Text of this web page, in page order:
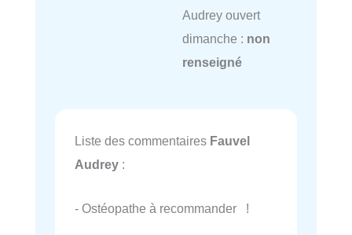
Audrey ouvert
dimanche : non
renseigné
Liste des commentaires Fauvel
Audrey :
- Ostéopathe à recommander !